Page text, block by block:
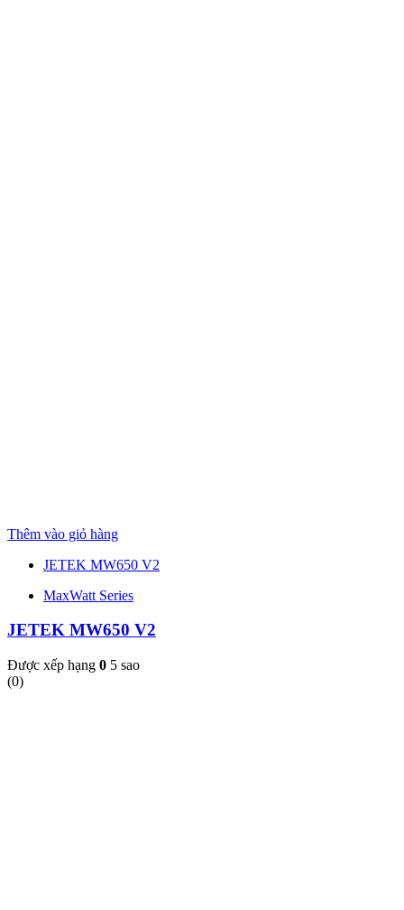
Thêm vào giỏ hàng
JETEK MW650 V2
MaxWatt Series
JETEK MW650 V2
Được xếp hạng 0 5 sao
(0)